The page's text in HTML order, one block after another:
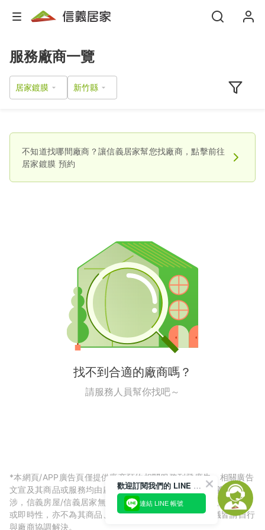
服務廠商一覽
居家鍍膜
不知道找哪間廠商？讓信義居家幫您找廠商，點擊前往
居家鍍膜 預約
找不到合適的廠商嗎？
請服務人員幫你找吧～
*本網頁/APP廣告頁僅提供廠商預約相關服務刊登廣告，相關廣告
文宣及其商品或服務均由廠商自行提供，與信義房屋/信義居家無
涉，信義房屋/信義居家無法擔保廠商廣告內容的正確性、可信度
或即時性，亦不為其商品、服務品質負責，所生任何爭議皆請自行
與廠商協調解決。
歡迎訂閱我們的 LINE 官方帳號
連結 LINE 帳號